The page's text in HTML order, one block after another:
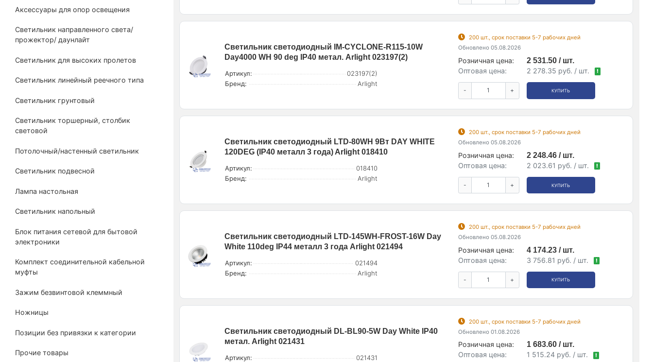
Светильник светодиодный IM-CYCLONE-R115-10W
Day4000 WH 90 deg IP40 метал. Arlight 023197(2)
Артикул:
023197(2)
Бренд:
Arlight
200 шт., срок поставки 5-7 рабочих дней
Обновлено 05.08.2026
Розничная цена:
2 531.50 / шт.
Оптовая цена:
2 278.35 руб. / шт. !
- + КУПИТЬ
Светильник светодиодный LTD-80WH 9Вт DAY WHITE
120DEG (IP40 металл 3 года) Arlight 018410
Артикул:
018410
Бренд:
Arlight
200 шт., срок поставки 5-7 рабочих дней
Обновлено 05.08.2026
Розничная цена:
2 248.46 / шт.
Оптовая цена:
2 023.61 руб. / шт. !
- + КУПИТЬ
Светильник светодиодный LTD-145WH-FROST-16W Day
White 110deg IP44 металл 3 года Arlight 021494
Артикул:
021494
Бренд:
Arlight
200 шт., срок поставки 5-7 рабочих дней
Обновлено 05.08.2026
Розничная цена:
4 174.23 / шт.
Оптовая цена:
3 756.81 руб. / шт. !
- + КУПИТЬ
Светильник светодиодный DL-BL90-5W Day White IP40
метал. Arlight 021431
Артикул:
021431
200 шт., срок поставки 5-7 рабочих дней
Обновлено 01.08.2026
Розничная цена:
1 683.60 / шт.
Оптовая цена:
1 515.24 руб. / шт. !
Аксессуары для опор освещения
Светильник направленного света/
прожектор/ даунлайт
Светильник для высоких пролетов
Светильник линейный реечного типа
Светильник грунтовый
Светильник торшерный, столбик
световой
Потолочный/настенный светильник
Светильник подвесной
Лампа настольная
Светильник напольный
Блок питания сетевой для бытовой
электроники
Комплект соединительной кабельной
муфты
Зажим безвинтовой клеммный
Ножницы
Позиции без привязки к категории
Прочие товары